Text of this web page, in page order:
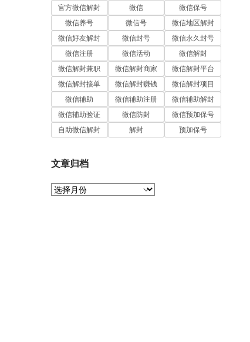
官方微信解封
微信
微信保号
微信养号
微信号
微信地区解封
微信好友解封
微信封号
微信永久封号
微信注册
微信活动
微信解封
微信解封兼职
微信解封商家
微信解封平台
微信解封接单
微信解封赚钱
微信解封项目
微信辅助
微信辅助注册
微信辅助解封
微信辅助验证
微信防封
微信预加保号
自助微信解封
解封 预加保号
文章归档
文